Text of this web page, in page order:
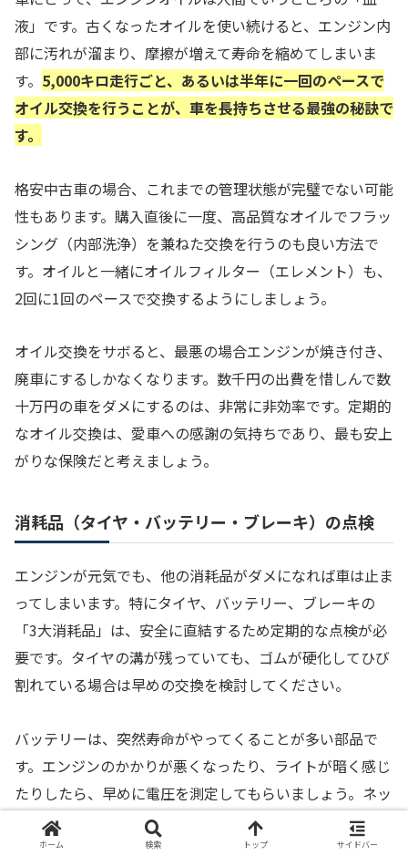
液」です。古くなったオイルを使い続けると、エンジン内
部に汚れが溜まり、摩擦が増えて寿命を縮めてしまいま
す。 5,000キロ走行ごと、あるいは半年に一回のペースで
オイル交換を行うことが、車を長持ちさせる最強の秘訣で
す。
格安中古車の場合、これまでの管理状態が完璧でない可能
性もあります。購入直後に一度、高品質なオイルでフラッ
シング（内部洗浄）を兼ねた交換を行うのも良い方法で
す。オイルと一緒にオイルフィルター（エレメント）も、
2回に1回のペースで交換するようにしましょう。
オイル交換をサボると、最悪の場合エンジンが焼き付き、
廃車にするしかなくなります。数千円の出費を惜しんで数
十万円の車をダメにするのは、非常に非効率です。定期的
なオイル交換は、愛車への感謝の気持ちであり、最も安上
がりな保険だと考えましょう。
消耗品（タイヤ・バッテリー・ブレーキ）の点検
エンジンが元気でも、他の消耗品がダメになれば車は止ま
ってしまいます。特にタイヤ、バッテリー、ブレーキの
「3大消耗品」は、安全に直結するため定期的な点検が必
要です。タイヤの溝が残っていても、ゴムが硬化してひび
割れている場合は早めの交換を検討してください。
バッテリーは、突然寿命がやってくることが多い部品で
す。エンジンのかかりが悪くなったり、ライトが暗く感じ
たりしたら、早めに電圧を測定してもらいましょう。ネッ
ト通販で安価なバッテリーを購入し、自分で、あるいは持
ち込み可能なショップで交換すれば、費用を大幅に抑える
ホーム 検索 トップ サイドバー